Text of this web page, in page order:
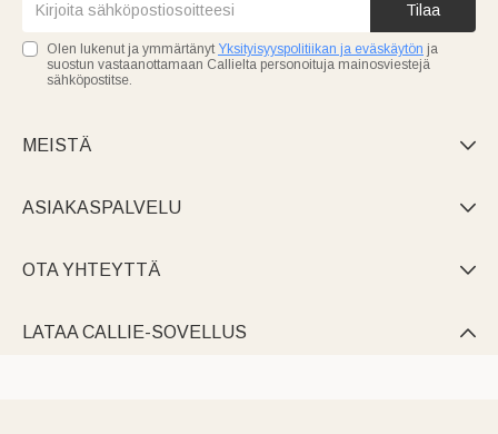
Tilaa
Olen lukenut ja ymmärtänyt Yksityisyyspolitiikan ja eväskäytön ja
suostun vastaanottamaan Callielta personoituja mainosviestejä
sähköpostitse.
MEISTÄ 
ASIAKASPALVELU 
OTA YHTEYTTÄ 
LATAA CALLIE-SOVELLUS 